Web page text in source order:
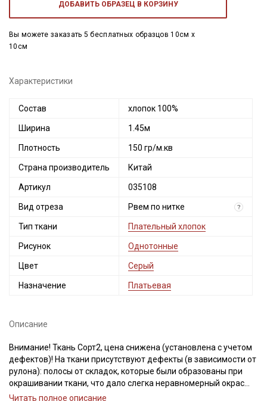
ДОБАВИТЬ ОБРАЗЕЦ В КОРЗИНУ
Вы можете заказать 5 бесплатных образцов 10см x
10см
Характеристики
Состав хлопок 100%
Ширина 1.45м
Плотность 150 гр/м.кв
Страна производитель Китай
Артикул 035108
Вид отреза Рвем по нитке ?
Тип ткани Плательный хлопок
Рисунок Однотонные
Цвет Серый
Назначение Платьевая
Описание
Внимание! Ткань Сорт2, цена снижена (установлена с учетом
дефектов)! На ткани присутствуют дефекты (в зависимости от
рулона): полосы от складок, которые были образованы при
окрашивании ткани, что дало слегка неравномерный окрас
(см.фото); темные разводы, также могут встречаться
Читать полное описание